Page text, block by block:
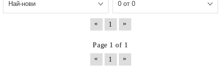
« 1 »
Page 1 of 1
«
1 »